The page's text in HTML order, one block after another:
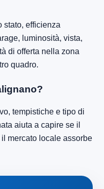
stato, efficienza
luminosità, vista,
di offerta nella zona
quadro.
tempistiche e tipo di
aiuta a capire se il
mercato locale assorbe